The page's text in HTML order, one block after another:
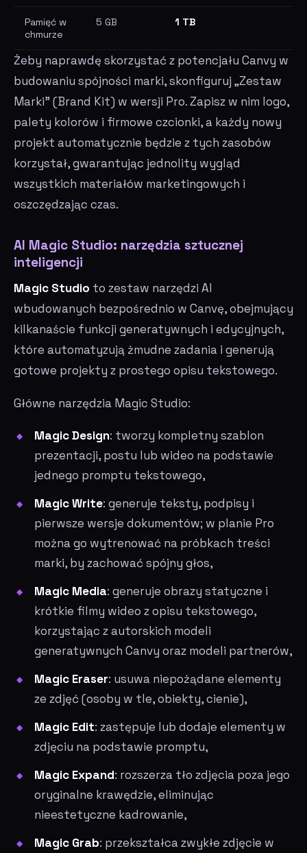
Pamięć w
chmurze
5 GB 1 TB
Żeby naprawdę skorzystać z potencjału Canvy w
budowaniu spójności marki, skonfiguruj „Zestaw
Marki" (Brand Kit) w wersji Pro. Zapisz w nim logo,
palety kolorów i firmowe czcionki, a każdy nowy
projekt automatycznie będzie z tych zasobów
korzystał, gwarantując jednolity wygląd
wszystkich materiałów marketingowych i
oszczędzając czas.
AI Magic Studio: narzędzia sztucznej
inteligencji
Magic Studio to zestaw narzędzi AI
wbudowanych bezpośrednio w Canvę, obejmujący
kilkanaście funkcji generatywnych i edycyjnych,
które automatyzują żmudne zadania i generują
gotowe projekty z prostego opisu tekstowego.
Główne narzędzia Magic Studio:
Magic Design: tworzy kompletny szablon
prezentacji, postu lub wideo na podstawie
jednego promptu tekstowego,
Magic Write: generuje teksty, podpisy i
pierwsze wersje dokumentów; w planie Pro
można go wytrenować na próbkach treści
marki, by zachować spójny głos,
Magic Media: generuje obrazy statyczne i
krótkie filmy wideo z opisu tekstowego,
korzystając z autorskich modeli
generatywnych Canvy oraz modeli partnerów,
Magic Eraser: usuwa niepożądane elementy
ze zdjęć (osoby w tle, obiekty, cienie),
Magic Edit: zastępuje lub dodaje elementy w
zdjęciu na podstawie promptu,
Magic Expand: rozszerza tło zdjęcia poza jego
oryginalne krawędzie, eliminując
nieestetyczne kadrowanie,
Magic Grab: przekształca zwykłe zdjęcie w